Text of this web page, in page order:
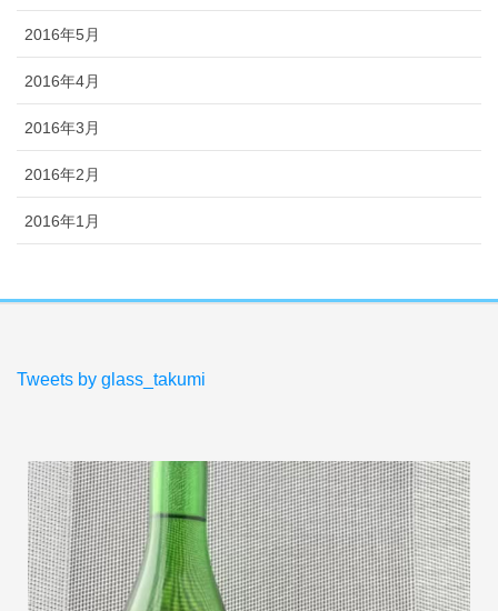
2016年5月
2016年4月
2016年3月
2016年2月
2016年1月
Tweets by glass_takumi